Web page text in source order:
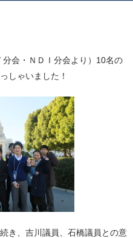
会・ＮＤＩ分会より）10名の
しゃいました！
き、吉川議員、石橋議員との意